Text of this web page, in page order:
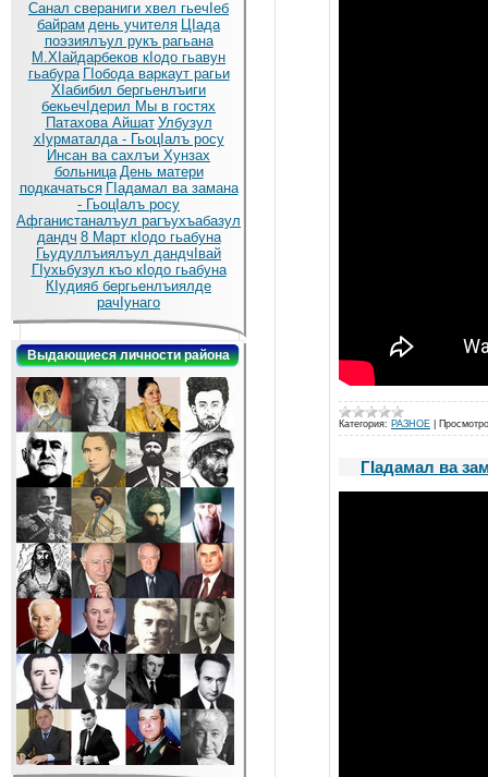
Санал свераниги хвел гьечIеб
байрам день учителя ЦIада
поэзиялъул рукъ рагьана
М.ХIайдарбеков кIодо гьавун
гьабура ГIобода варкаут рагьи
ХIабибил бергьенлъиги
бекьечIдерил Мы в гостях
Патахова Айшат Улбузул
хIурматалда - ГьоцIалъ росу
Инсан ва сахлъи Хунзах
больница День матери
подкачаться ГIадамал ва замана
- ГьоцIалъ росу
Афганистаналъул рагъухъабазул
дандч 8 Март кIодо гьабуна
Гьудуллъиялъул дандчIвай
ГIухьбузул къо кIодо гьабуна
КIудияб бергьенлъиялде
рачIунаго
Выдающиеся личности района
Категория: РАЗНОЕ
ГIадамал ва